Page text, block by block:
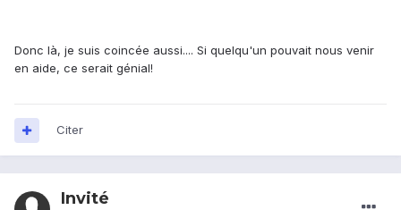
Donc là, je suis coincée aussi.... Si quelqu'un pouvait nous venir
en aide, ce serait génial!
Citer
Invité